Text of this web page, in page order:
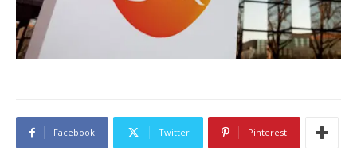
Facebook Twitter Pinterest